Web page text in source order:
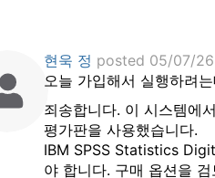
현욱 정 posted 05/07/
오늘 가입해서 실행하려는
죄송합니다. 이 시스템에
평가판을 사용했습니다.
IBM SPSS Statistics
야 합니다. 구매 옵션을 검